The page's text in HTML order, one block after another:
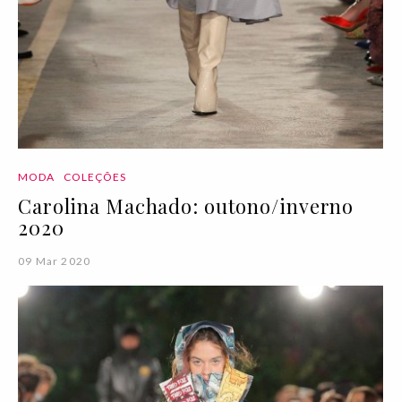
MODA COLEÇÕES
Carolina Machado: outono/inverno
2020
09 Mar 2020